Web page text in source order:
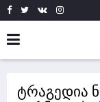
ტრაგედია